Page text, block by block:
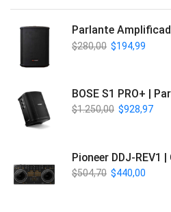
$280,00 $194,99
$1.250,00 $928,97
$504,70 $440,00